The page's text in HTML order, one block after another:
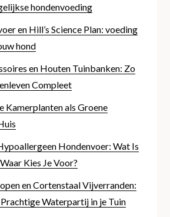
hondenvoeding
en Hill’s Science Plan: voeding
hond
en Houten Tuinbanken: Zo
Compleet
Kamerplanten als Groene
Hondenvoer: Wat Is
Kies Je Voor?
en Cortenstaal Vijverranden:
Waterpartij in je Tuin